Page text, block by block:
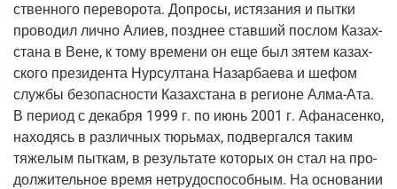
ствен­но­го пере­во­ро­та. Допро­сы, истя­за­ния и пыт­ки
про­во­дил лич­но Али­ев, позд­нее став­ший послом Казах­
ста­на в Вене, к тому вре­ме­ни он еще был зятем казах­
ско­го пре­зи­ден­та Нур­сул­та­на Назар­ба­е­ва и шефом
служ­бы без­опас­но­сти Казах­ста­на в реги­оне Алма-Ата.
В пери­од с декаб­ря 1999 г. по июнь 2001 г. Афа­на­сен­ко,
нахо­дясь в раз­лич­ных тюрь­мах, под­вер­гал­ся таким
тяже­лым пыт­кам, в резуль­та­те кото­рых он стал на про­
дол­жи­тель­ное вре­мя нетру­до­спо­соб­ным. На осно­ва­нии